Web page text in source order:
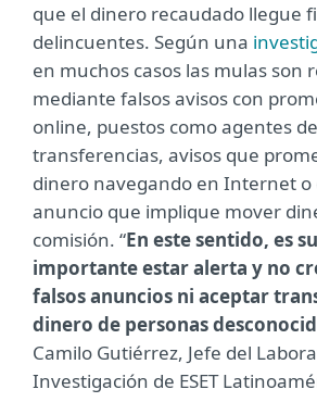
que el dinero recaudado llegue
delincuentes. Según una
en muchos casos las mulas son
mediante falsos avisos con
online, puestos como agentes
transferencias, avisos que
dinero navegando en Internet
anuncio que implique mover
comisión. “En este sentido, es
importante estar alerta y no
falsos anuncios ni aceptar
dinero de personas
Camilo Gutiérrez, Jefe del
Investigación de ESET